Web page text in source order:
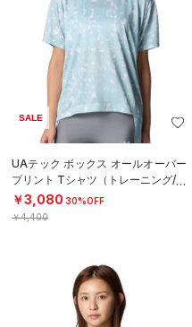
SALE
UAテック ボックス オールオーバー
プリント Tシャツ（トレーニング/W
OMEN）
￥3,080 30%OFF
￥4,400